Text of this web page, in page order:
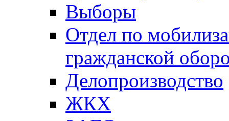
Выборы
Отдел по
гражданской
Делопроизводство
ЖКХ